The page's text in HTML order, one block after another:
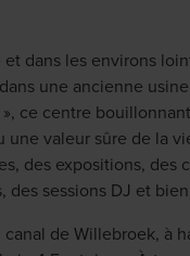
dans les environs
une ancienne
ce centre
une valeur sûre de la
des expositions, des
des sessions DJ et
canal de Willebroek, à